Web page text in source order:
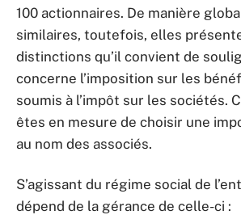
100 actionnaires. De manière
similaires, toutefois, elles
distinctions qu’il convient de
concerne l’imposition sur les
soumis à l’impôt sur les sociétés.
êtes en mesure de choisir une
au nom des associés.
S’agissant du régime social de
dépend de la gérance de celle-ci :